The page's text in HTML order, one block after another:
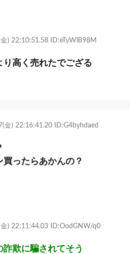
) 22:10:51.58 ID:eTyWlB98M
高く売れたでござる
金) 22:16:41.20 ID:G4byhdaed
買ったらあかんの？
) 22:11:44.03 ID:OodGNW/q0
欺に騙されてそう